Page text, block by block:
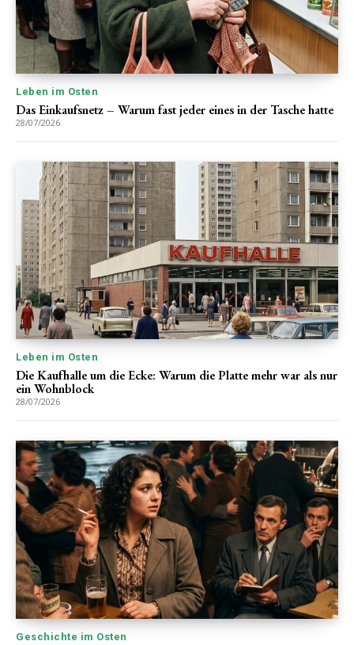
Leben im Osten
Das Einkaufsnetz – Warum fast jeder eines in der Tasche hatte
28/07/2026
Leben im Osten
Die Kaufhalle um die Ecke: Warum die Platte mehr war als nur
ein Wohnblock
28/07/2026
Geschichte im Osten